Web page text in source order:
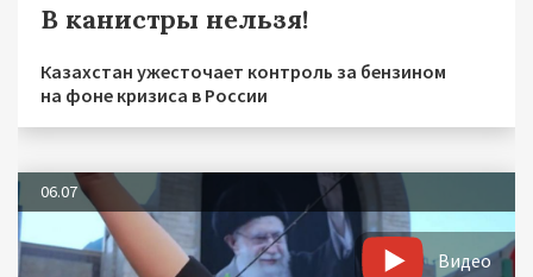
В канистры нельзя!
Казахстан ужесточает контроль за бензином
на фоне кризиса в России
06.07
Видео